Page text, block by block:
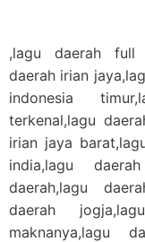
,lagu daerah full
daerah irian
indonesia
terkenal,lagu
irian jaya
india,lagu
daerah,lagu
daerah
maknanya,lagu